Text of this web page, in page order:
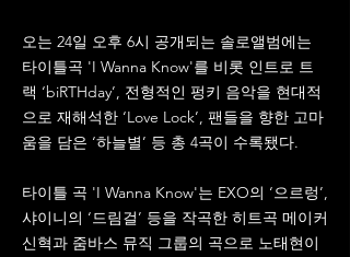
오는 24일 오후 6시 공개되는 솔로앨범에는
타이틀곡 'I Wanna Know'를 비롯 인트로 트
랙 ‘biRTHday’, 전형적인 펑키 음악을 현대적
으로 재해석한 ‘Love Lock’, 팬들을 향한 고마
움을 담은 ‘하늘별’ 등 총 4곡이 수록됐다.
타이틀 곡 'I Wanna Know'는 EXO의 ‘으르렁’,
샤이니의 ‘드림걸’ 등을 작곡한 히트곡 메이커
신혁과 줌바스 뮤직 그룹의 곡으로 노태현이